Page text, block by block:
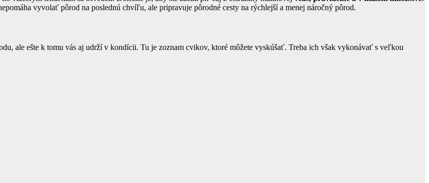
vyvolať pôrod na poslednú chvíľu, ale pripravuje pôrodné cesty na rýchlejší a menej náročný pôrod.
ale ešte k tomu vás aj udrží v kondícii. Tu je zoznam cvikov, ktoré môžete vyskúšať. Treba ich však vykonávať s veľkou